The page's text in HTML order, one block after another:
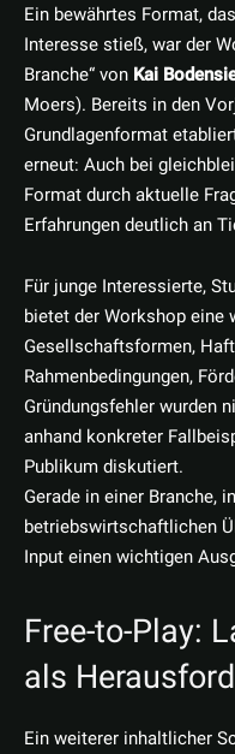
Ein bewährtes Format,
Interesse stieß, war der
Branche“ von Kai
Moers). Bereits in den
Grundlagenformat
erneut: Auch bei
Format durch aktuelle
Erfahrungen deutlich an
Für junge Interessierte,
bietet der Workshop eine
Gesellschaftsformen,
Rahmenbedingungen,
Gründungsfehler wurden
anhand konkreter
Publikum diskutiert.
Gerade in einer Branche,
betriebswirtschaftlichen
Input einen wichtigen
Free-to-Play:
als
Ein weiterer inhaltlicher